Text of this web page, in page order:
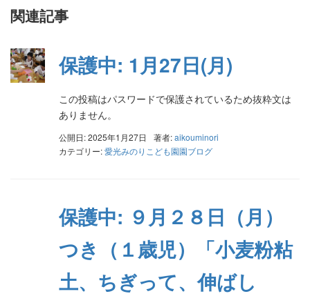
関連記事
保護中: 1月27日(月)
この投稿はパスワードで保護されているため抜粋文は
ありません。
公開日: 2025年1月27日 著者:aikouminori
カテゴリー:愛光みのりこども園園ブログ
保護中: ９月２８日（月）
つき（１歳児）「小麦粉粘
土、ちぎって、伸ばし